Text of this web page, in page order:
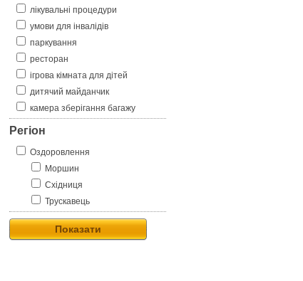
лікувальні процедури
умови для інвалідів
паркування
ресторан
ігрова кімната для дітей
дитячий майданчик
камера зберігання багажу
Регіон
Оздоровлення
Моршин
Східниця
Трускавець
Показати